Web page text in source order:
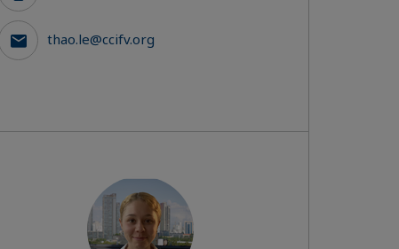
thao.le@ccifv.org